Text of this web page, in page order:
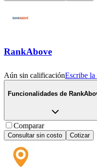
RankAbove
Aún sin calificaciónEscribe la
Funcionalidades de
Comparar
Consultar sin costo Cotizar